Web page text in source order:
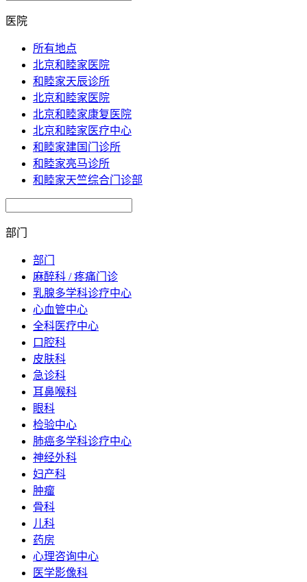
医院
所有地点
北京和睦家医院
和睦家天辰诊所
北京和睦家医院
北京和睦家康复医院
北京和睦家医疗中心
和睦家建国门诊所
和睦家亮马诊所
和睦家天竺综合门诊部
部门
部门
麻醉科 / 疼痛门诊
乳腺多学科诊疗中心
心血管中心
全科医疗中心
口腔科
皮肤科
急诊科
耳鼻喉科
眼科
检验中心
肺癌多学科诊疗中心
神经外科
妇产科
肿瘤
骨科
儿科
药房
心理咨询中心
医学影像科